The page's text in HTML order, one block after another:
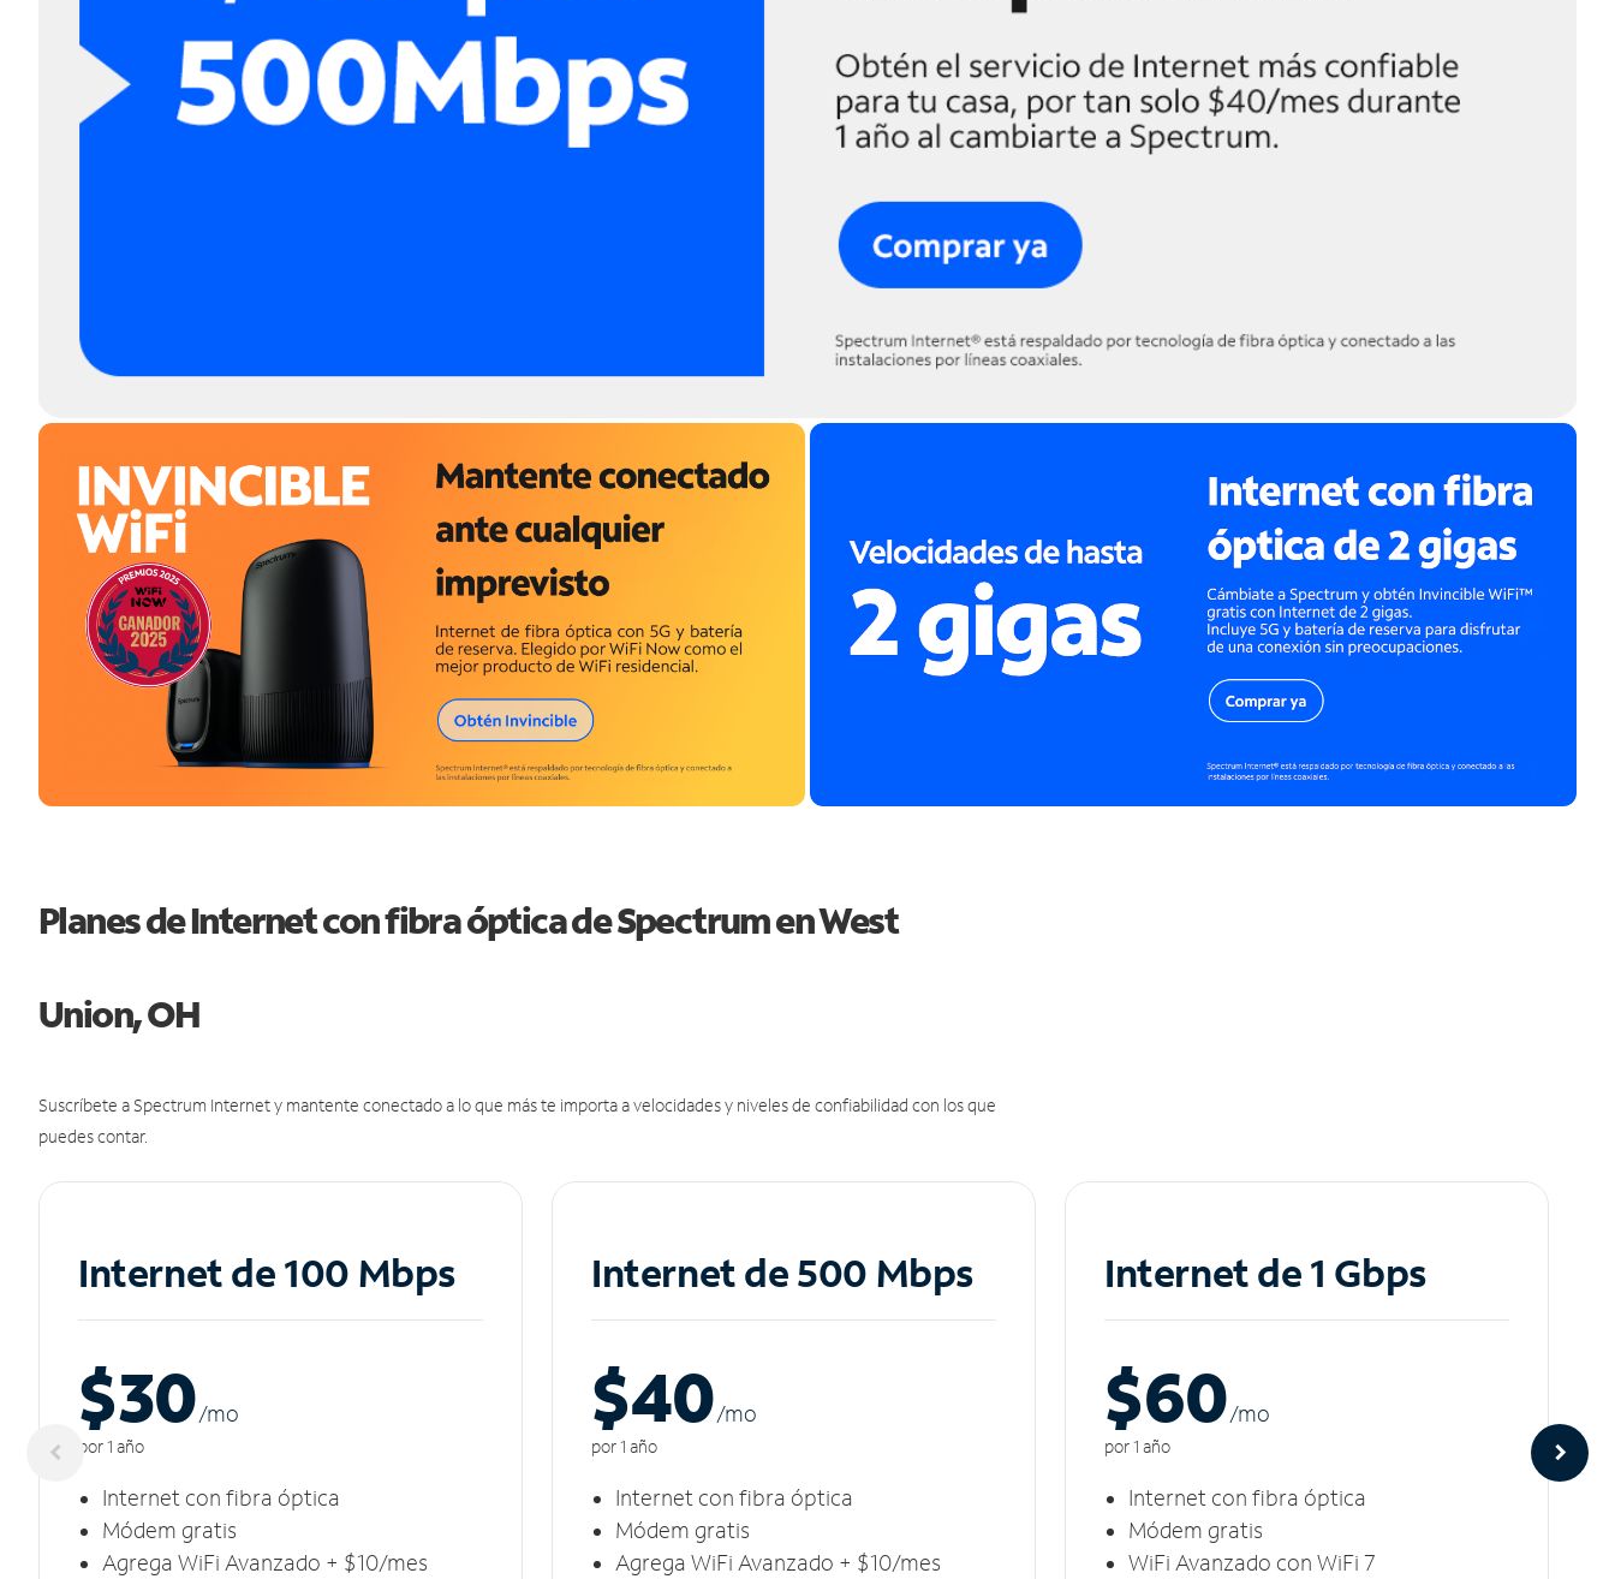
Planes de Internet con fibra óptica de Spectrum en West
Union, OH
Suscríbete a Spectrum Internet y mantente conectado a lo que más te importa a velocidades y niveles de confiabilidad con los que
puedes contar.
Internet de 100 Mbps
$30/mo
por 1 año
Internet con fibra óptica
Módem gratis
Agrega WiFi Avanzado + $10/mes
Internet de 500 Mbps
$40/mo
por 1 año
Internet con fibra óptica
Módem gratis
Agrega WiFi Avanzado + $10/mes
Internet de 1 Gbps
$60/mo
por 1 año
Internet con fibra óptica
Módem gratis
WiFi Avanzado con WiFi 7